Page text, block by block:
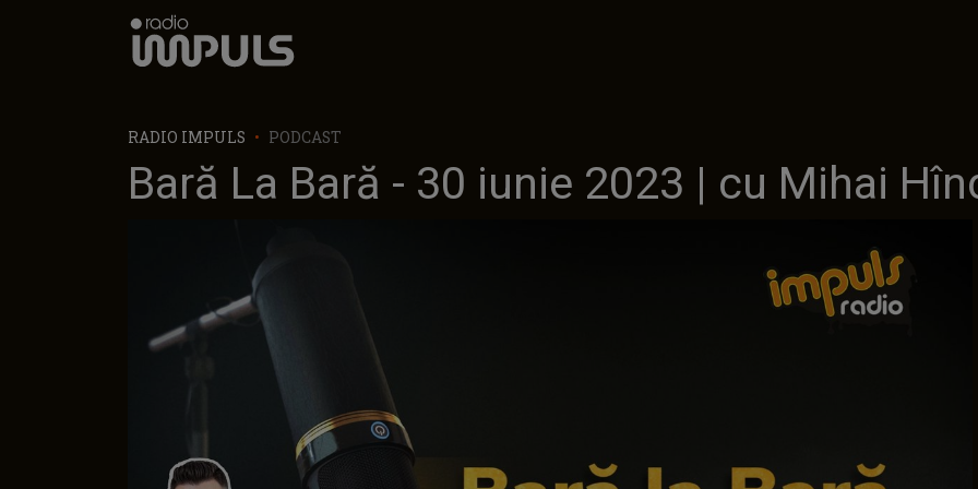
Radio Impuls
RADIO IMPULS PODCAST
Bară La Bară - 30 iunie 2023 | cu Mihai